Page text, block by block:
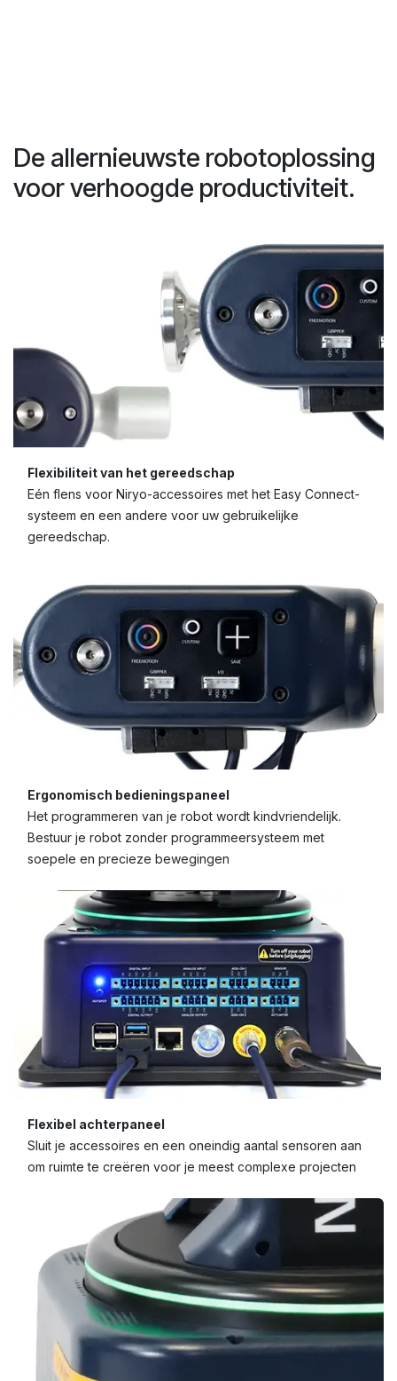
De allernieuwste robotoplossing
voor verhoogde productiviteit.
Flexibiliteit van het gereedschap
Eén flens voor Niryo-accessoires met het Easy Connect-
systeem en een andere voor uw gebruikelijke
gereedschap.
Ergonomisch bedieningspaneel
Het programmeren van je robot wordt kindvriendelijk.
Bestuur je robot zonder programmeersysteem met
soepele en precieze bewegingen
Flexibel achterpaneel
Sluit je accessoires en een oneindig aantal sensoren aan
om ruimte te creëren voor je meest complexe projecten